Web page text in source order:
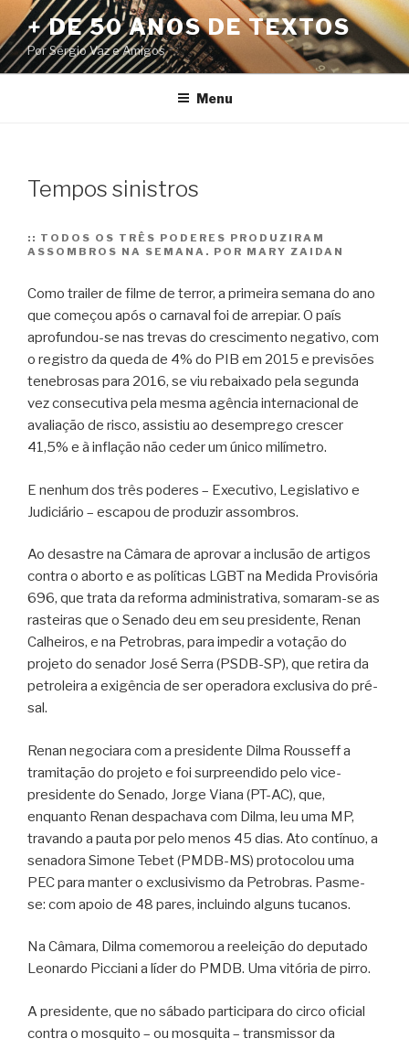
Pular
para
o
conteúdo
+ DE 50 ANOS DE TEXTOS
Por Sérgio Vaz e Amigos
Menu
Tempos sinistros
:: TODOS OS TRÊS PODERES PRODUZIRAM
ASSOMBROS NA SEMANA. POR MARY ZAIDAN
Como trailer de filme de terror, a primeira semana do ano
que começou após o carnaval foi de arrepiar. O país
aprofundou-se nas trevas do crescimento negativo, com
o registro da queda de 4% do PIB em 2015 e previsões
tenebrosas para 2016, se viu rebaixado pela segunda
vez consecutiva pela mesma agência internacional de
avaliação de risco, assistiu ao desemprego crescer
41,5% e à inflação não ceder um único milímetro.
E nenhum dos três poderes – Executivo, Legislativo e
Judiciário – escapou de produzir assombros.
Ao desastre na Câmara de aprovar a inclusão de artigos
contra o aborto e as políticas LGBT na Medida Provisória
696, que trata da reforma administrativa, somaram-se as
rasteiras que o Senado deu em seu presidente, Renan
Calheiros, e na Petrobras, para impedir a votação do
projeto do senador José Serra (PSDB-SP), que retira da
petroleira a exigência de ser operadora exclusiva do pré-
sal.
Renan negociara com a presidente Dilma Rousseff a
tramitação do projeto e foi surpreendido pelo vice-
presidente do Senado, Jorge Viana (PT-AC), que,
enquanto Renan despachava com Dilma, leu uma MP,
travando a pauta por pelo menos 45 dias. Ato contínuo, a
senadora Simone Tebet (PMDB-MS) protocolou uma
PEC para manter o exclusivismo da Petrobras. Pasme-
se: com apoio de 48 pares, incluindo alguns tucanos.
Na Câmara, Dilma comemorou a reeleição do deputado
Leonardo Picciani a líder do PMDB. Uma vitória de pirro.
A presidente, que no sábado participara do circo oficial
contra o mosquito – ou mosquita – transmissor da